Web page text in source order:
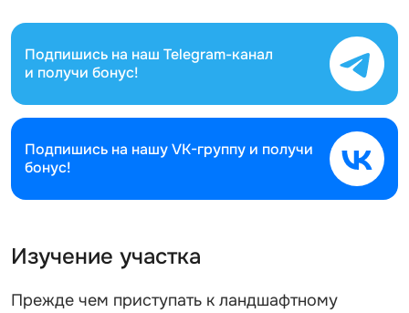
Подпишись на наш Telegram-канал
и получи бонус!
Подпишись на нашуVK-группу и получи
бонус!
Изучение участка
Прежде чем приступать к ландшафтному